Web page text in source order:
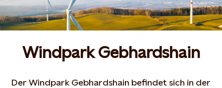
Windpark Gebhardshain
Der Windpark Gebhardshain befindet sich in der